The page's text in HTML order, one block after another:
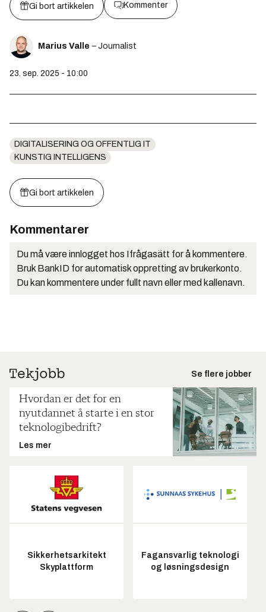
Gi bort artikkelen Kommenter
Marius Valle – Journalist
23. sep. 2025 - 10:00
DIGITALISERING OG OFFENTLIG IT
KUNSTIG INTELLIGENS
Gi bort artikkelen
Kommentarer
Du må være innlogget hos Ifrågasätt for å kommentere.
Bruk BankID for automatisk oppretting av brukerkonto.
Du kan kommentere under fullt navn eller med kallenavn.
Se flere jobber
Hvordan er det for en
nyutdannet å starte i en stor
teknologibedrift?
Les mer
Sikkerhetsarkitekt
Skyplattform
Fagansvarlig teknologi
og løsningsdesign